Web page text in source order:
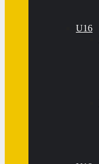
U16